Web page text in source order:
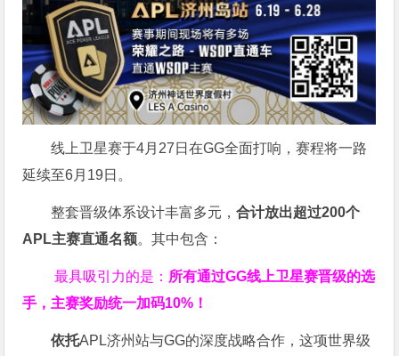
线上卫星赛于4月27日在GG全面打响，赛程将一路
延续至6月19日。
整套晋级体系设计丰富多元，合计放出超过200个
APL主赛直通名额。其中包含：
最具吸引力的是： 所有通过GG线上卫星赛晋级的选
手，主赛奖励统一加码10% ！
依托APL济州站与GG的深度战略合作，这项世界级